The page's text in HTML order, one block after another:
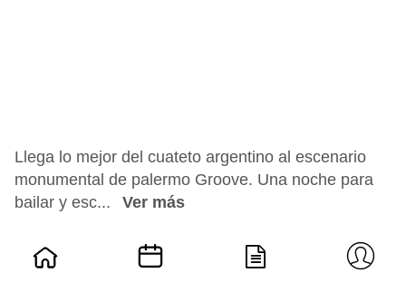
Llega lo mejor del cuateto argentino al escenario
monumental de palermo Groove. Una noche para
bailar y esc...
Ver más